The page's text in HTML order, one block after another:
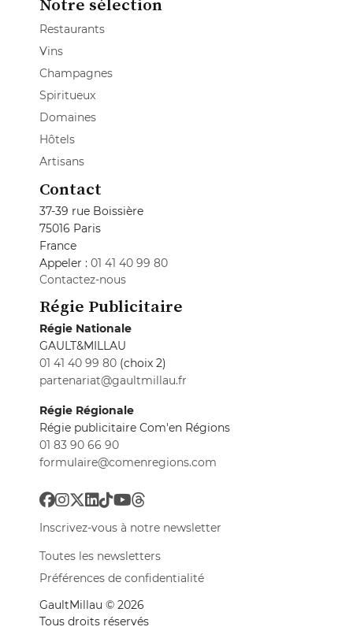
Notre sélection
Restaurants
Vins
Champagnes
Spiritueux
Domaines
Hôtels
Artisans
Contact
37-39 rue Boissière
75016 Paris
France
Appeler : 01 41 40 99 80
Contactez-nous
Régie Publicitaire
Régie Nationale
GAULT&MILLAU
01 41 40 99 80 (choix 2)
partenariat@gaultmillau.fr
Régie Régionale
Régie publicitaire Com'en Régions
01 83 90 66 90
formulaire@comenregions.com
Inscrivez-vous à notre newsletter
Toutes les newsletters
Préférences de confidentialité
GaultMillau © 2026
Tous droits réservés